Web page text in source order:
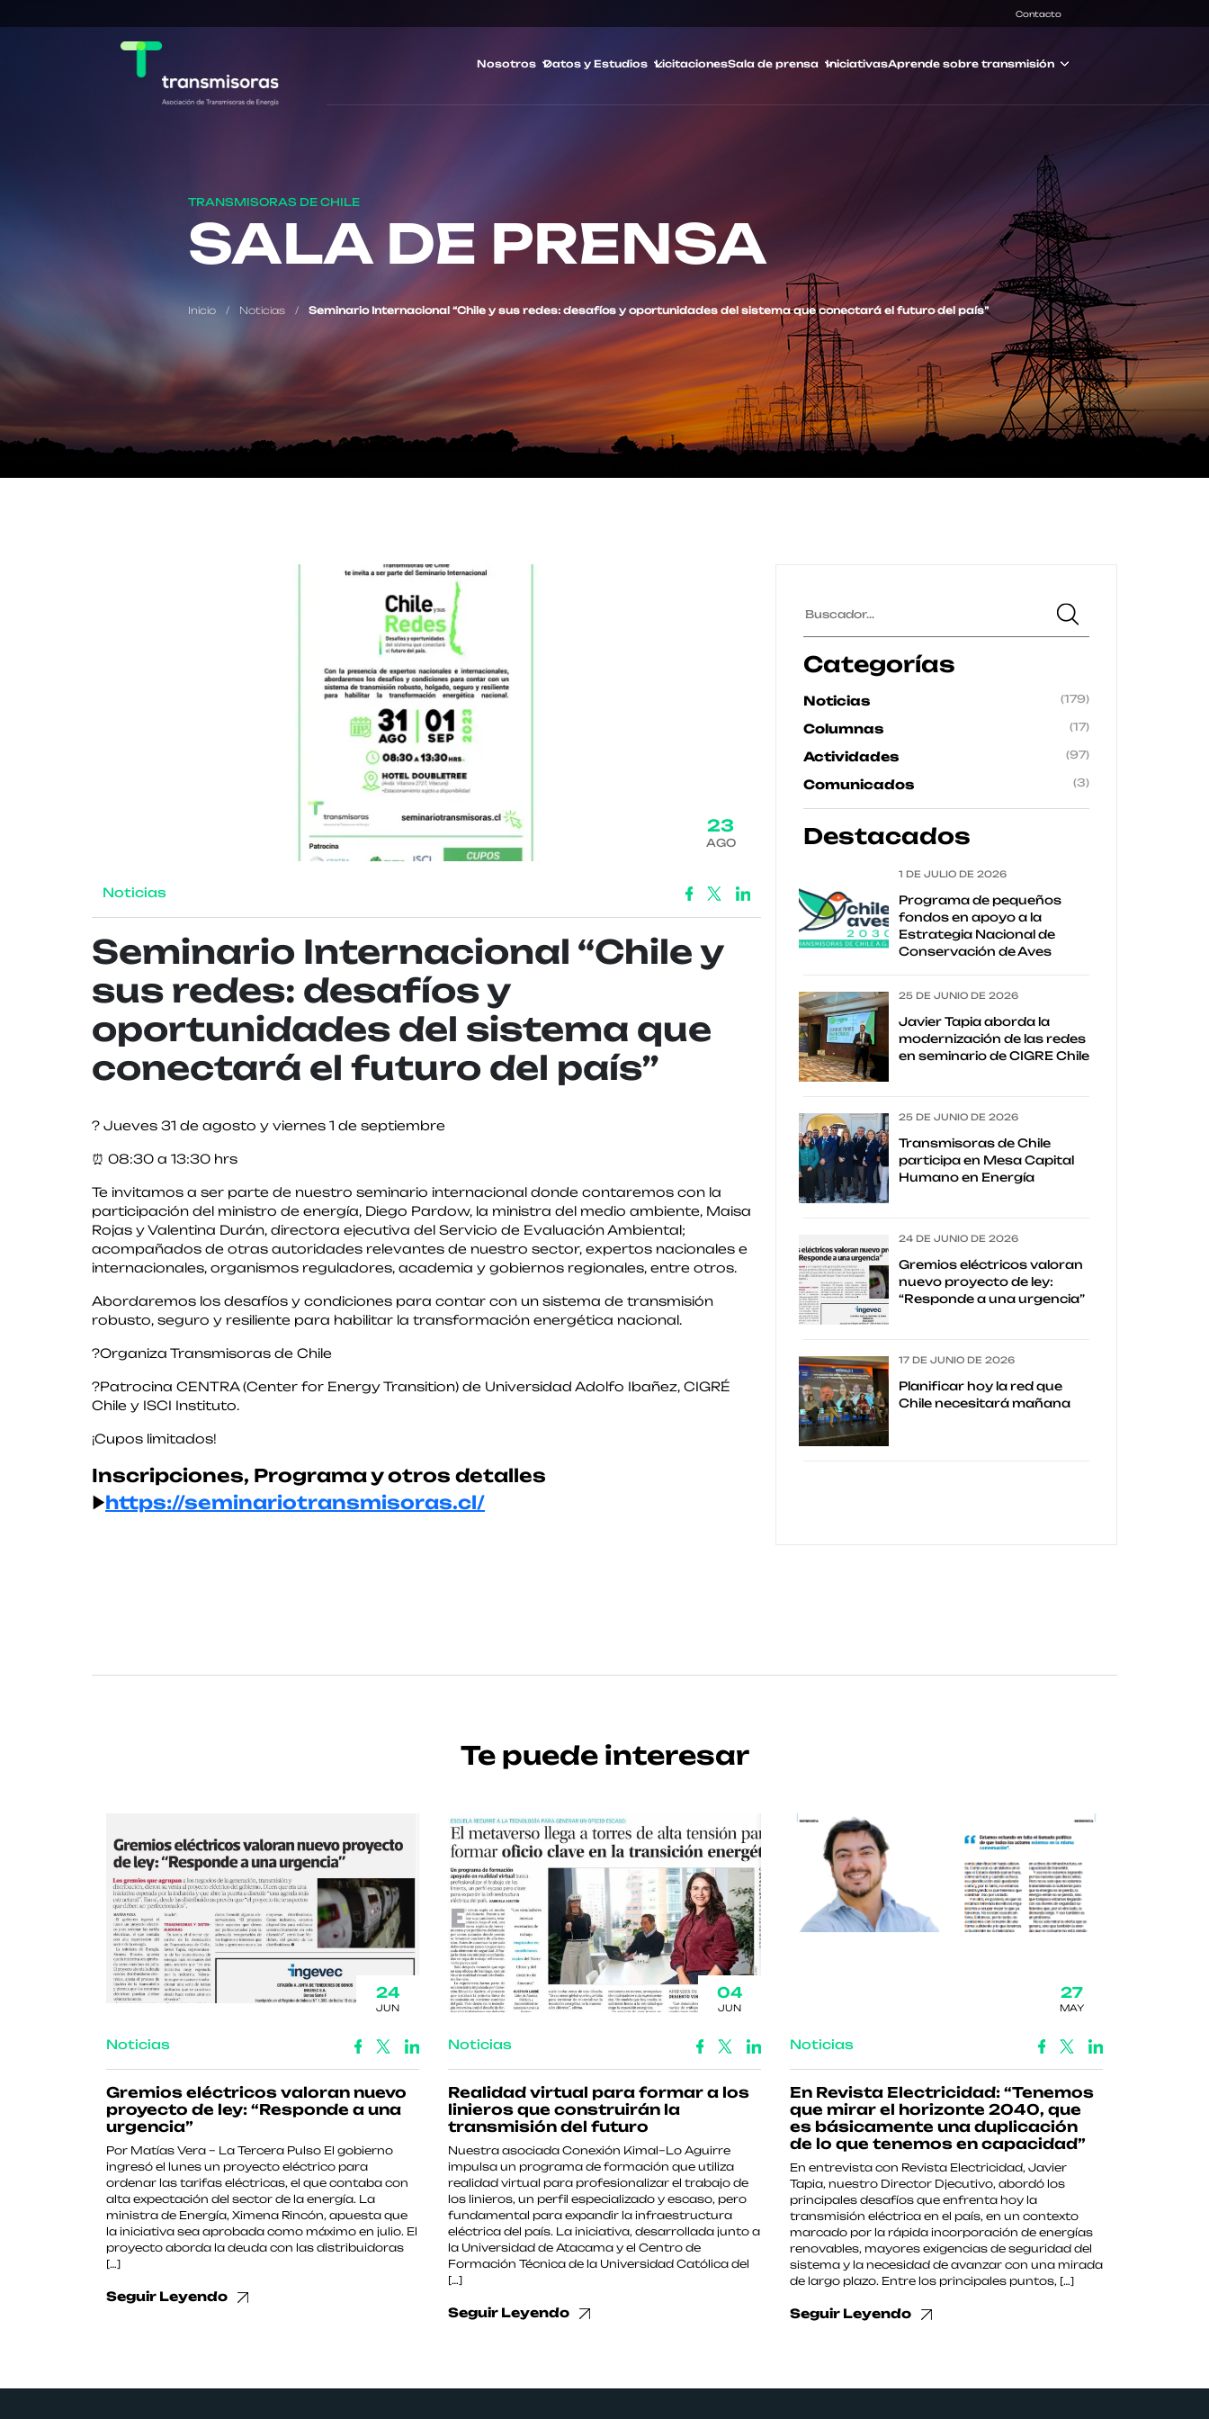
Contacto
Nosotros Datos y Estudios LicitacionesSala de prensa IniciativasAprende sobre transmisión
TRANSMISORAS DE CHILE
SALA DE PRENSA
Inicio / Noticias / Seminario Internacional “Chile y sus redes: desafíos y oportunidades del sistema que conectará el futuro del país”
23
AGO
Noticias
Seminario Internacional “Chile y
sus redes: desafíos y
oportunidades del sistema que
conectará el futuro del país”
? Jueves 31 de agosto y viernes 1 de septiembre
⏰ 08:30 a 13:30 hrs
Te invitamos a ser parte de nuestro seminario internacional donde contaremos con la
participación del ministro de energía, Diego Pardow, la ministra del medio ambiente, Maisa
Rojas y Valentina Durán, directora ejecutiva del Servicio de Evaluación Ambiental;
acompañados de otras autoridades relevantes de nuestro sector, expertos nacionales e
internacionales, organismos reguladores, academia y gobiernos regionales, entre otros.
Abordaremos los desafíos y condiciones para contar con un sistema de transmisión
robusto, seguro y resiliente para habilitar la transformación energética nacional.
?Organiza Transmisoras de Chile
?Patrocina CENTRA (Center for Energy Transition) de Universidad Adolfo Ibañez, CIGRÉ
Chile y ISCI Instituto.
¡Cupos limitados!
Inscripciones, Programa y otros detalles
▶https://seminariotransmisoras.cl/
Categorías
Noticias (179)
Columnas (17)
Actividades (97)
Comunicados (3)
Destacados
1 DE JULIO DE 2026
Programa de pequeños
fondos en apoyo a la
Estrategia Nacional de
Conservación de Aves
25 DE JUNIO DE 2026
Javier Tapia aborda la
modernización de las redes
en seminario de CIGRE Chile
25 DE JUNIO DE 2026
Transmisoras de Chile
participa en Mesa Capital
Humano en Energía
24 DE JUNIO DE 2026
Gremios eléctricos valoran
nuevo proyecto de ley:
“Responde a una urgencia”
17 DE JUNIO DE 2026
Planificar hoy la red que
Chile necesitará mañana
Te puede interesar
24
JUN
Noticias
Gremios eléctricos valoran nuevo
proyecto de ley: “Responde a una
urgencia”
Por Matías Vera – La Tercera Pulso El gobierno
ingresó el lunes un proyecto eléctrico para
ordenar las tarifas eléctricas, el que contaba con
alta expectación del sector de la energía. La
ministra de Energía, Ximena Rincón, apuesta que
la iniciativa sea aprobada como máximo en julio. El
proyecto aborda la deuda con las distribuidoras
[…]
Seguir Leyendo
04
JUN
Noticias
Realidad virtual para formar a los
linieros que construirán la
transmisión del futuro
Nuestra asociada Conexión Kimal–Lo Aguirre
impulsa un programa de formación que utiliza
realidad virtual para profesionalizar el trabajo de
los linieros, un perfil especializado y escaso, pero
fundamental para expandir la infraestructura
eléctrica del país. La iniciativa, desarrollada junto a
la Universidad de Atacama y el Centro de
Formación Técnica de la Universidad Católica del
[…]
Seguir Leyendo
27
MAY
Noticias
En Revista Electricidad: “Tenemos
que mirar el horizonte 2040, que
es básicamente una duplicación
de lo que tenemos en capacidad”
En entrevista con Revista Electricidad, Javier
Tapia, nuestro Director Djecutivo, abordó los
principales desafíos que enfrenta hoy la
transmisión eléctrica en el país, en un contexto
marcado por la rápida incorporación de energías
renovables, mayores exigencias de seguridad del
sistema y la necesidad de avanzar con una mirada
de largo plazo. Entre los principales puntos, […]
Seguir Leyendo